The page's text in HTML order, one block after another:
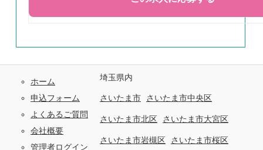
ホーム
申込フォーム
よくあるご質問
会社概要
管理者ログイン
埼玉県内
さいたま市 さいたま市中央区
さいたま市北区 さいたま市大宮区
さいたま市岩槻区 さいたま市桜区